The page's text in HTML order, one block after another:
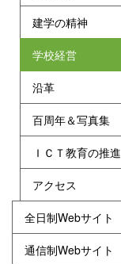
建学の精神
学校経営
沿革
百周年＆写真集
ＩＣＴ教育の推進
アクセス
全日制Webサイト
通信制Webサイト